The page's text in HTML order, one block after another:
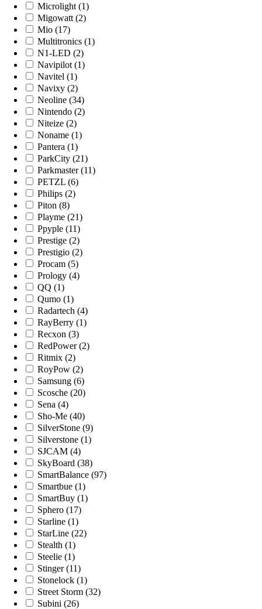
Microlight (1)
Migowatt (2)
Mio (17)
Multitronics (1)
N1-LED (2)
Navipilot (1)
Navitel (1)
Navixy (2)
Neoline (34)
Nintendo (2)
Niteize (2)
Noname (1)
Pantera (1)
ParkCity (21)
Parkmaster (11)
PETZL (6)
Philips (2)
Piton (8)
Playme (21)
Ppyple (11)
Prestige (2)
Prestigio (2)
Procam (5)
Prology (4)
QQ (1)
Qumo (1)
Radartech (4)
RayBerry (1)
Recxon (3)
RedPower (2)
Ritmix (2)
RoyPow (2)
Samsung (6)
Scosche (20)
Sena (4)
Sho-Me (40)
SilverStone (9)
Silverstone (1)
SJCAM (4)
SkyBoard (38)
SmartBalance (97)
Smartbue (1)
SmartBuy (1)
Sphero (17)
Starline (1)
StarLine (22)
Stealth (1)
Steelie (1)
Stinger (11)
Stonelock (1)
Street Storm (32)
Subini (26)